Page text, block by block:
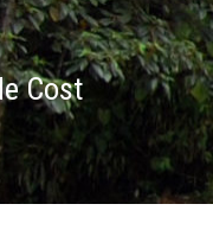
Cost